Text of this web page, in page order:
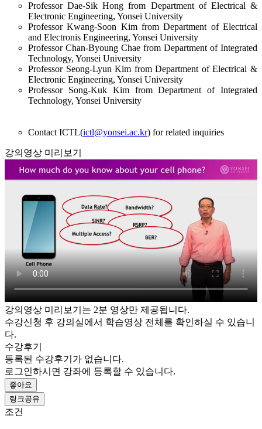
Professor Dae-Sik Hong from Department of Electrical &
Electronic Engineering, Yonsei University
Professor Kwang-Soon Kim from Department of Electrical
and Electronis Engineering, Yonsei University
Professor Chan-Byoung Chae from Department of Integrated
Technology, Yonsei University
Professor Seong-Lyun Kim from Department of Electrical &
Electronic Engineering, Yonsei University
Professor Song-Kuk Kim from Department of Integrated
Technology, Yonsei University
Contact ICTL(ictl@yonsei.ac.kr) for related inquiries
강의영상 미리보기
강의영상 미리보기는 2분 영상만 제공됩니다.
수강신청 후 강의실에서 학습영상 전체를 확인하실 수 있습니
다.
수강후기
등록된 수강후기가 없습니다.
로그인하시면 강좌에 등록할 수 있습니다.
좋아요
링크공유
조건